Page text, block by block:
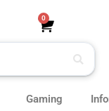
0
Cart
Gaming